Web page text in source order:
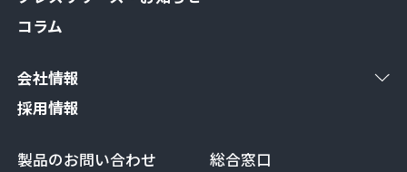
コラム
会社情報
採用情報
製品のお問い合わせ
総合窓口